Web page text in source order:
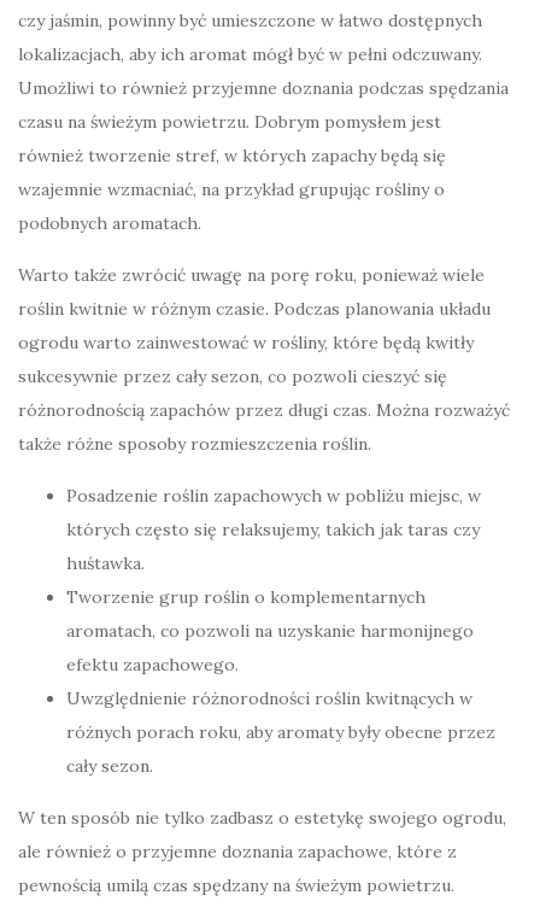
czy jaśmin, powinny być umieszczone w łatwo dostępnych
lokalizacjach, aby ich aromat mógł być w pełni odczuwany.
Umożliwi to również przyjemne doznania podczas spędzania
czasu na świeżym powietrzu. Dobrym pomysłem jest
również tworzenie stref, w których zapachy będą się
wzajemnie wzmacniać, na przykład grupując rośliny o
podobnych aromatach.
Warto także zwrócić uwagę na porę roku, ponieważ wiele
roślin kwitnie w różnym czasie. Podczas planowania układu
ogrodu warto zainwestować w rośliny, które będą kwitły
sukcesywnie przez cały sezon, co pozwoli cieszyć się
różnorodnością zapachów przez długi czas. Można rozważyć
także różne sposoby rozmieszczenia roślin.
Posadzenie roślin zapachowych w pobliżu miejsc, w
których często się relaksujemy, takich jak taras czy
huśtawka.
Tworzenie grup roślin o komplementarnych
aromatach, co pozwoli na uzyskanie harmonijnego
efektu zapachowego.
Uwzględnienie różnorodności roślin kwitnących w
różnych porach roku, aby aromaty były obecne przez
cały sezon.
W ten sposób nie tylko zadbasz o estetykę swojego ogrodu,
ale również o przyjemne doznania zapachowe, które z
pewnością umilą czas spędzany na świeżym powietrzu.